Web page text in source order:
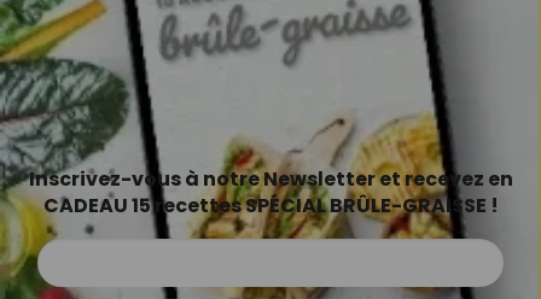
Inscrivez-vous à notre Newsletter et recevez en
CADEAU 15 recettes SPÉCIAL BRÛLE-GRAISSE !